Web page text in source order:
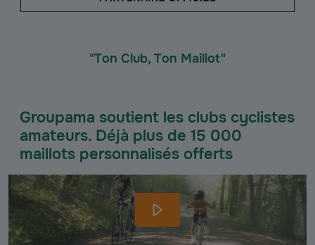
"Ton Club, Ton Maillot"
Groupama soutient les clubs cyclistes
amateurs. Déjà plus de 15 000
maillots personnalisés offerts